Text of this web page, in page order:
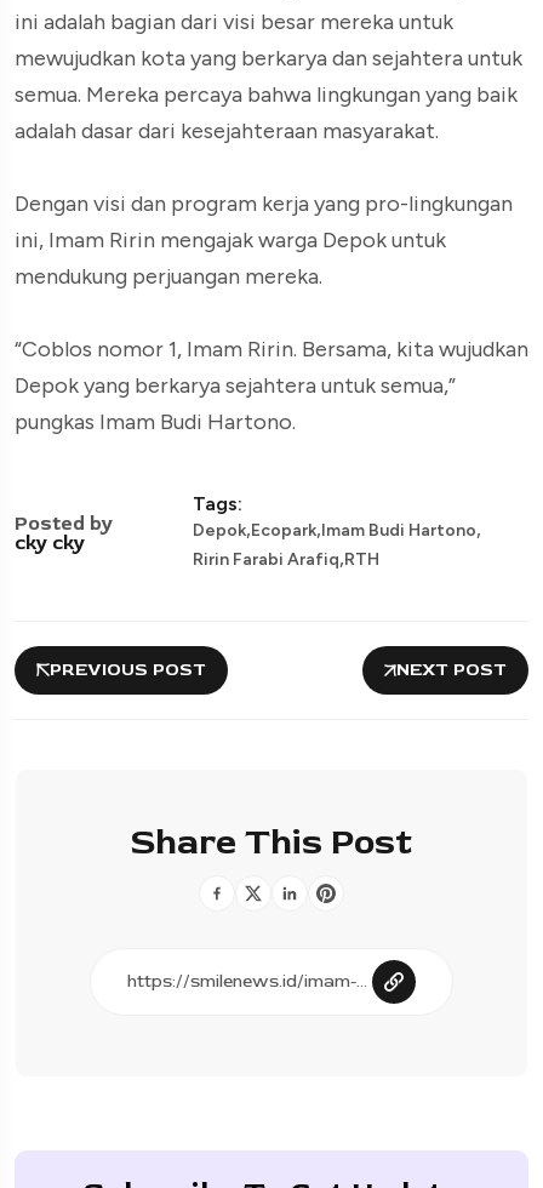
ini adalah bagian dari visi besar mereka untuk
mewujudkan kota yang berkarya dan sejahtera untuk
semua. Mereka percaya bahwa lingkungan yang baik
adalah dasar dari kesejahteraan masyarakat.
Dengan visi dan program kerja yang pro-lingkungan
ini, Imam Ririn mengajak warga Depok untuk
mendukung perjuangan mereka.
“Coblos nomor 1, Imam Ririn. Bersama, kita wujudkan
Depok yang berkarya sejahtera untuk semua,”
pungkas Imam Budi Hartono.
Posted by
cky cky
Tags:
Depok,Ecopark,Imam Budi Hartono,
Ririn Farabi Arafiq,RTH
PREVIOUS POST NEXT POST
Share This Post